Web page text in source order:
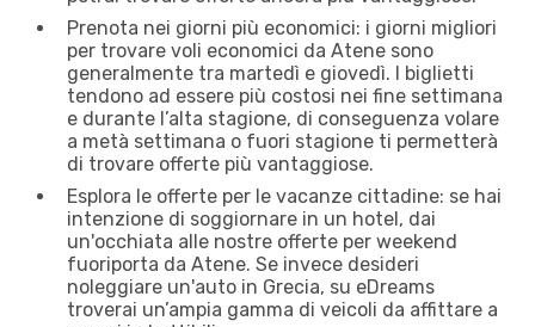
Prenota nei giorni più economici: i giorni migliori
per trovare voli economici da Atene sono
generalmente tra martedì e giovedì. I biglietti
tendono ad essere più costosi nei fine settimana
e durante l’alta stagione, di conseguenza volare
a metà settimana o fuori stagione ti permetterà
di trovare offerte più vantaggiose.
Esplora le offerte per le vacanze cittadine: se hai
intenzione di soggiornare in un hotel, dai
un'occhiata alle nostre offerte per weekend
fuoriporta da Atene. Se invece desideri
noleggiare un'auto in Grecia, su eDreams
troverai un’ampia gamma di veicoli da affittare a